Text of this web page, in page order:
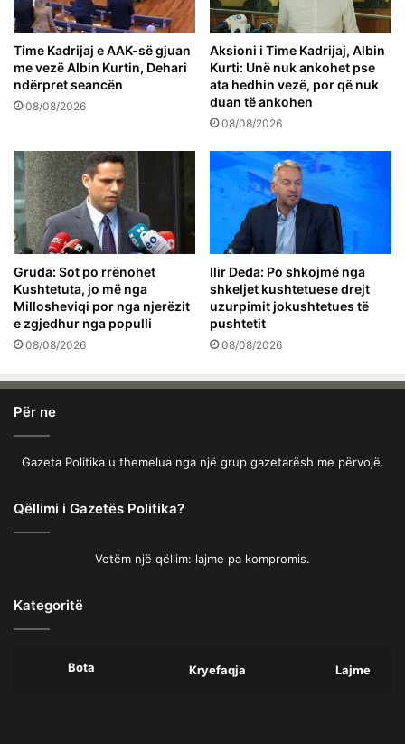
Time Kadrijaj e AAK-së gjuan
me vezë Albin Kurtin, Dehari
ndërpret seancën
08/08/2026
Aksioni i Time Kadrijaj, Albin
Kurti: Unë nuk ankohet pse
ata hedhin vezë, por që nuk
duan të ankohen
08/08/2026
Gruda: Sot po rrënohet
Kushtetuta, jo më nga
Millosheviqi por nga njerëzit
e zgjedhur nga populli
08/08/2026
Ilir Deda: Po shkojmë nga
shkeljet kushtetuese drejt
uzurpimit jokushtetues të
pushtetit
08/08/2026
Për ne
Gazeta Politika u themelua nga një grup gazetarësh me përvojë.
Qëllimi i Gazetës Politika?
Vetëm një qëllim: lajme pa kompromis.
Kategoritë
Bota Kryefaqja Lajme